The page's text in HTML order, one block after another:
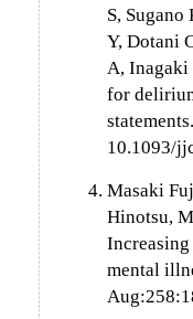
S, Sugano
Y, Dotani
A, Inagaki
for
10.1093/
Masaki
Hinotsu,
mental